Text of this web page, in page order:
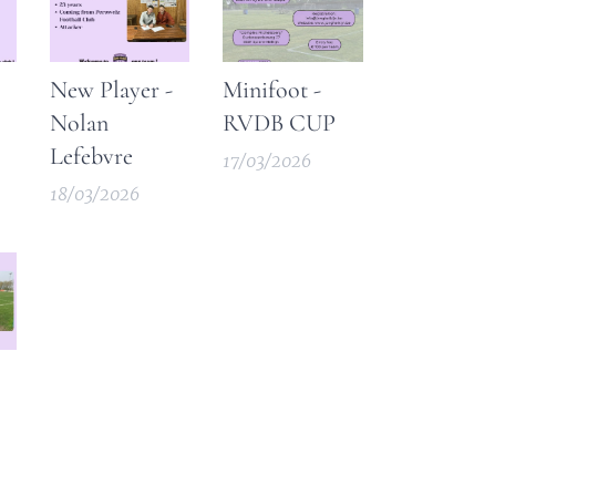
commande.
New Player -
Nolan
Lefebvre
18/03/2026
Minifoot -
RVDB CUP
17/03/2026